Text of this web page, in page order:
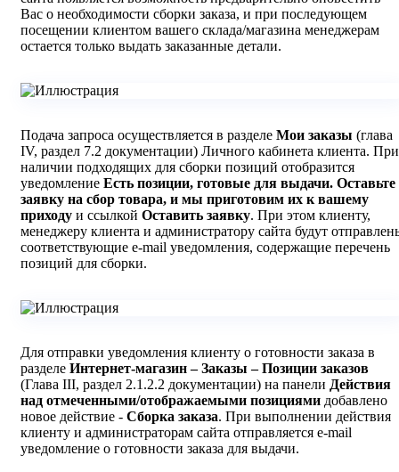
Вас о необходимости сборки заказа, и при последующем
посещении клиентом вашего склада/магазина менеджерам
остается только выдать заказанные детали.
Подача запроса осуществляется в разделе Мои заказы (глава
IV, раздел 7.2 документации) Личного кабинета клиента. При
наличии подходящих для сборки позиций отобразится
уведомление Есть позиции, готовые для выдачи. Оставьте
заявку на сбор товара, и мы приготовим их к вашему
приходу и ссылкой Оставить заявку. При этом клиенту,
менеджеру клиента и администратору сайта будут
соответствующие e-mail уведомления, содержащие перечень
позиций для сборки.
Для отправки уведомления клиенту о готовности заказа в
разделе Интернет-магазин – Заказы – Позиции заказов
(Глава III, раздел 2.1.2.2 документации) на панели Действия
над отмеченными/отображаемыми позициями добавлено
новое действие - Сборка заказа. При выполнении действия
клиенту и администраторам сайта отправляется e-mail
уведомление о готовности заказа для выдачи.